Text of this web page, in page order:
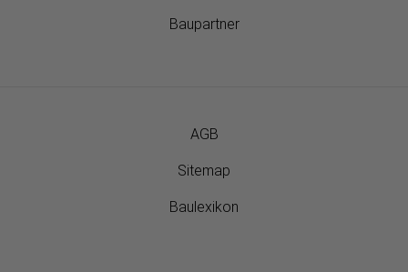
Baupartner
AGB
Sitemap
Baulexikon